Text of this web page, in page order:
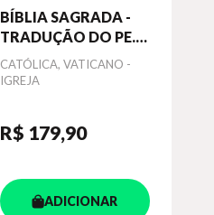
BÍBLIA SAGRADA -
TRADUÇÃO DO PE.
MANUEL DE MATOS
SOARES (CAPA
Autor
CATÓLICA, VATICANO -
IGREJA
R$ 179,90
ADICIONAR